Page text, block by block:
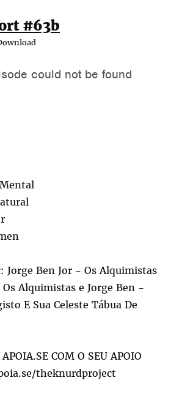
#63b
Jorge Ben Jor - Os Alquimistas
Os Alquimistas e Jorge Ben -
E Sua Celeste Tábua De
COM O SEU APOIO
theknurdproject